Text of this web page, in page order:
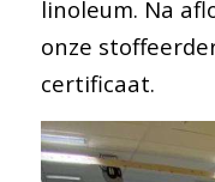
linoleum. Na
onze
certificaat.